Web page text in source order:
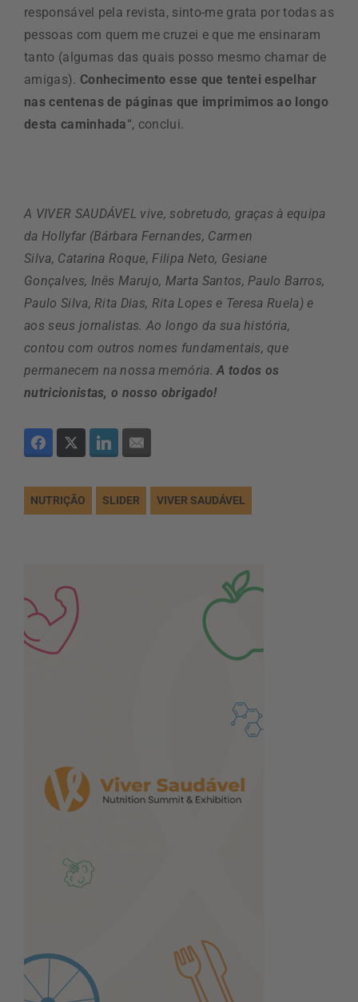
responsável pela revista, sinto-me grata por todas as
pessoas com quem me cruzei e que me ensinaram
tanto (algumas das quais posso mesmo chamar de
amigas). Conhecimento esse que tentei espelhar
nas centenas de páginas que imprimimos ao longo
desta caminhada“, conclui.
A VIVER SAUDÁVEL vive, sobretudo, graças à equipa
da Hollyfar (Bárbara Fernandes, Carmen
Silva, Catarina Roque, Filipa Neto, Gesiane
Gonçalves, Inês Marujo, Marta Santos, Paulo Barros,
Paulo Silva, Rita Dias, Rita Lopes e Teresa Ruela) e
aos seus jornalistas. Ao longo da sua história,
contou com outros nomes fundamentais, que
permanecem na nossa memória.A todos os
nutricionistas, o nosso obrigado!
NUTRIÇÃO SLIDER VIVER SAUDÁVEL